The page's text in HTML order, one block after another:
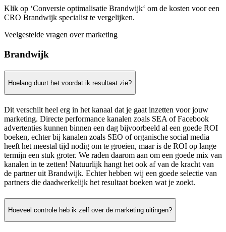
Klik op ‘Conversie optimalisatie Brandwijk‘ om de kosten voor een
CRO Brandwijk specialist te vergelijken.
Veelgestelde vragen over marketing
Brandwijk
Hoelang duurt het voordat ik resultaat zie?
Dit verschilt heel erg in het kanaal dat je gaat inzetten voor jouw
marketing. Directe performance kanalen zoals SEA of Facebook
advertenties kunnen binnen een dag bijvoorbeeld al een goede ROI
boeken, echter bij kanalen zoals SEO of organische social media
heeft het meestal tijd nodig om te groeien, maar is de ROI op lange
termijn een stuk groter. We raden daarom aan om een goede mix van
kanalen in te zetten! Natuurlijk hangt het ook af van de kracht van
de partner uit Brandwijk. Echter hebben wij een goede selectie van
partners die daadwerkelijk het resultaat boeken wat je zoekt.
Hoeveel controle heb ik zelf over de marketing uitingen?